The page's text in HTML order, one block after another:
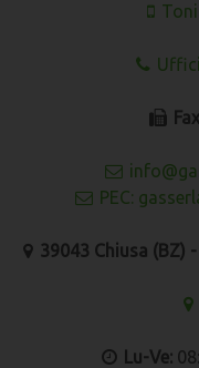
PEC:
39043 Chiusa (BZ)
Lu-Ve: